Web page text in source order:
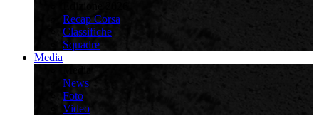
Recap Corsa
Classifiche
Squadre
Media
News
Foto
Video